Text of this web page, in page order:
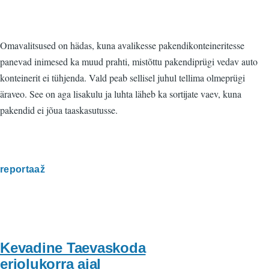
Omavalitsused on hädas, kuna avalikesse pakendikonteineritesse
panevad inimesed ka muud prahti, mistõttu pakendiprügi vedav auto
konteinerit ei tühjenda. Vald peab sellisel juhul tellima olmeprügi
äraveo. See on aga lisakulu ja luhta läheb ka sortijate vaev, kuna
pakendid ei jõua taaskasutusse.
reportaaž
Kevadine Taevaskoda
eriolukorra ajal